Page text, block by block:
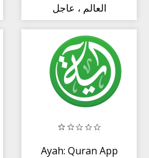
العالم ، عاجل
Ayah: Quran App